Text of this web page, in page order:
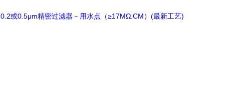
0.2或0.5μm精密过滤器－用水点（≥17MΩ.CM ） (最新工艺)